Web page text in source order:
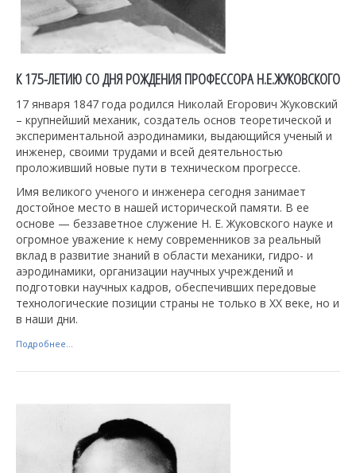
К 175-ЛЕТИЮ СО ДНЯ РОЖДЕНИЯ ПРОФЕССОРА Н.Е.ЖУКОВСКОГО
17 января 1847 года родился Николай Егорович Жуковский
– крупнейший механик, создатель основ теоретической и
экспериментальной аэродинамики, выдающийся ученый и
инженер, своими трудами и всей деятельностью
проложивший новые пути в техническом прогрессе.
Имя великого ученого и инженера сегодня занимает
достойное место в нашей исторической памяти. В ее
основе — беззаветное служение Н. Е. Жуковского науке и
огромное уважение к нему современников за реальный
вклад в развитие знаний в области механики, гидро- и
аэродинамики, организации научных учреждений и
подготовки научных кадров, обеспечивших передовые
технологические позиции страны не только в ХХ веке, но и
в наши дни.
Подробнее...